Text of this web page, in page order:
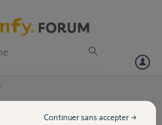
2 rolmat portarol
Continuer sans accepter →